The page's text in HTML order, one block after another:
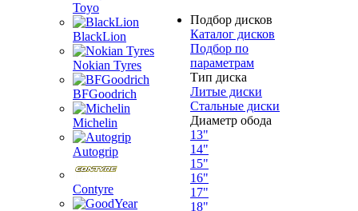
Toyo
BlackLion
Nokian Tyres
BFGoodrich
Michelin
Autogrip
Contyre
Подбор дисков
Каталог дисков
Подбор по
параметрам
Тип диска
Литые диски
Стальные диски
Диаметр обода
13"
14"
15"
16"
17"
18"